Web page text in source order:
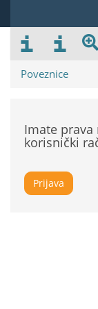
Poveznice
Imate
korisnički
Prijava